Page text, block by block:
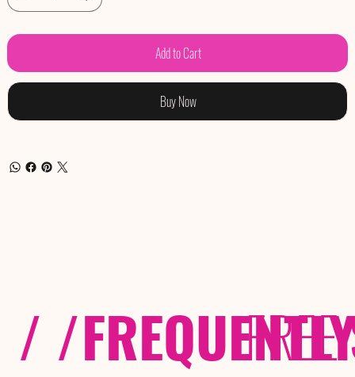
Add to Cart
Buy Now
FREE
/ /